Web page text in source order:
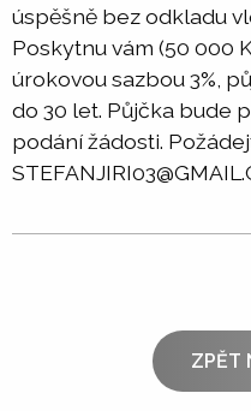
úspěšně bez odkladu
Poskytnu vám (50 000
úrokovou sazbou 3%,
do 30 let. Půjčka bude
podání žádosti.
ZPĚT